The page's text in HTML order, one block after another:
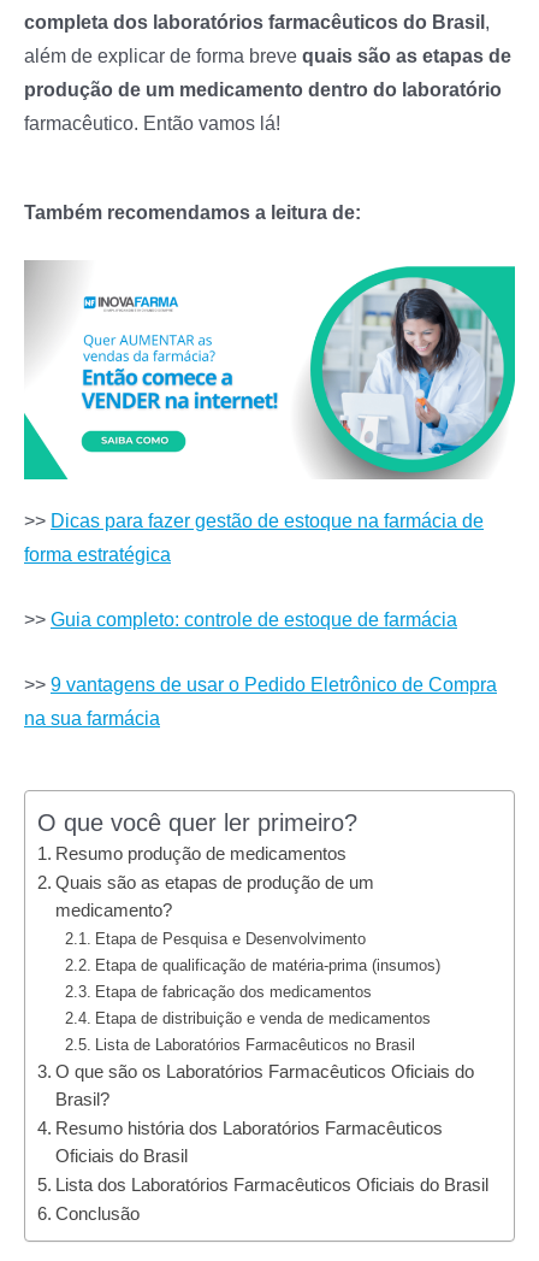
completa dos laboratórios farmacêuticos do Brasil,
além de explicar de forma breve quais são as etapas de
produção de um medicamento dentro do laboratório
farmacêutico. Então vamos lá!
Também recomendamos a leitura de:
>> Dicas para fazer gestão de estoque na farmácia de
forma estratégica
>> Guia completo: controle de estoque de farmácia
>> 9 vantagens de usar o Pedido Eletrônico de Compra
na sua farmácia
O que você quer ler primeiro?
Resumo produção de medicamentos
Quais são as etapas de produção de um
medicamento?
Etapa de Pesquisa e Desenvolvimento
Etapa de qualificação de matéria-prima (insumos)
Etapa de fabricação dos medicamentos
Etapa de distribuição e venda de medicamentos
Lista de Laboratórios Farmacêuticos no Brasil
O que são os Laboratórios Farmacêuticos Oficiais do
Brasil?
Resumo história dos Laboratórios Farmacêuticos
Oficiais do Brasil
Lista dos Laboratórios Farmacêuticos Oficiais do Brasil
Conclusão